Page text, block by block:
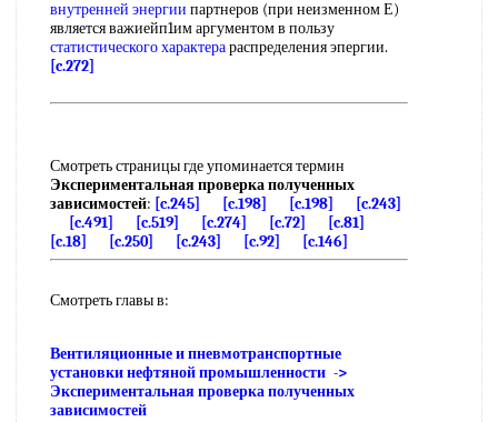
внутренней энергии партнеров (при неизменном Е)
является важиейп1им аргументом в пользу
статистического характерараспределения эпергии.
[c.272]
Смотреть страницы где упоминается термин
Экспериментальная проверка полученных
зависимостей: [c.245] [c.198] [c.198]
[c.243]
[c.491]
[c.519] [c.274] [c.72]
[c.81]
[c.18]
[c.250] [c.243] [c.92] [c.146]
Смотреть главы в:
Вентиляционные и пневмотранспортные
установки нефтяной промышленности ->
Экспериментальная проверка полученных
зависимостей